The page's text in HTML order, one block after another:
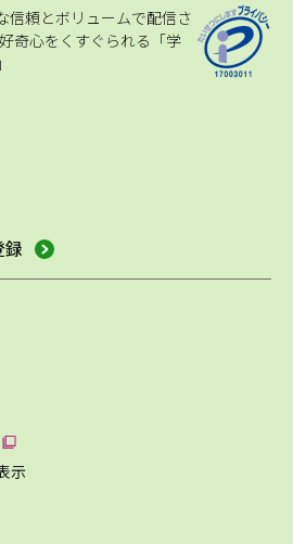
信頼とボリュームで配信さ
奇心をくすぐられる「学
示